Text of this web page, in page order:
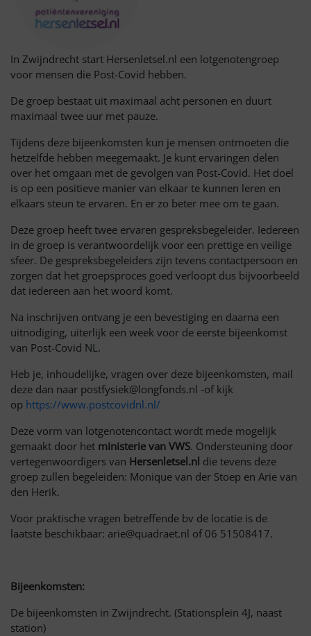
In Zwijndrecht start Hersenletsel.nl een lotgenotengroep
voor mensen die Post-Covid hebben.
De groep bestaat uit maximaal acht personen en duurt
maximaal twee uur met pauze.
Tijdens deze bijeenkomsten kun je mensen ontmoeten die
hetzelfde hebben meegemaakt. Je kunt ervaringen delen
over het omgaan met de gevolgen van Post-Covid. Het doel
is op een positieve manier van elkaar te kunnen leren en
elkaars steun te ervaren. En er zo beter mee om te gaan.
Deze groep heeft twee ervaren gespreksbegeleider. Iedereen
in de groep is verantwoordelijk voor een prettige en veilige
sfeer. De gespreksbegeleiders zijn tevens contactpersoon en
zorgen dat het groepsproces goed verloopt dus bijvoorbeeld
dat iedereen aan het woord komt.
Na inschrijven ontvang je een bevestiging en daarna een
uitnodiging, uiterlijk een week voor de eerste bijeenkomst
van Post-Covid NL.
Heb je, inhoudelijke, vragen over deze bijeenkomsten, mail
deze dan naar postfysiek@longfonds.nl -of kijk
op https://www.postcovidnl.nl/
Deze vorm van lotgenotencontact wordt mede mogelijk
gemaakt door het ministerie van VWS. Ondersteuning door
vertegenwoordigers van Hersenletsel.nl die tevens deze
groep zullen begeleiden: Monique van der Stoep en Arie van
den Herik.
Voor praktische vragen betreffende bv de locatie is de
laatste beschikbaar: arie@quadraet.nl of 06 51508417.
Bijeenkomsten:
De bijeenkomsten in Zwijndrecht. (Stationsplein 4J, naast
station)